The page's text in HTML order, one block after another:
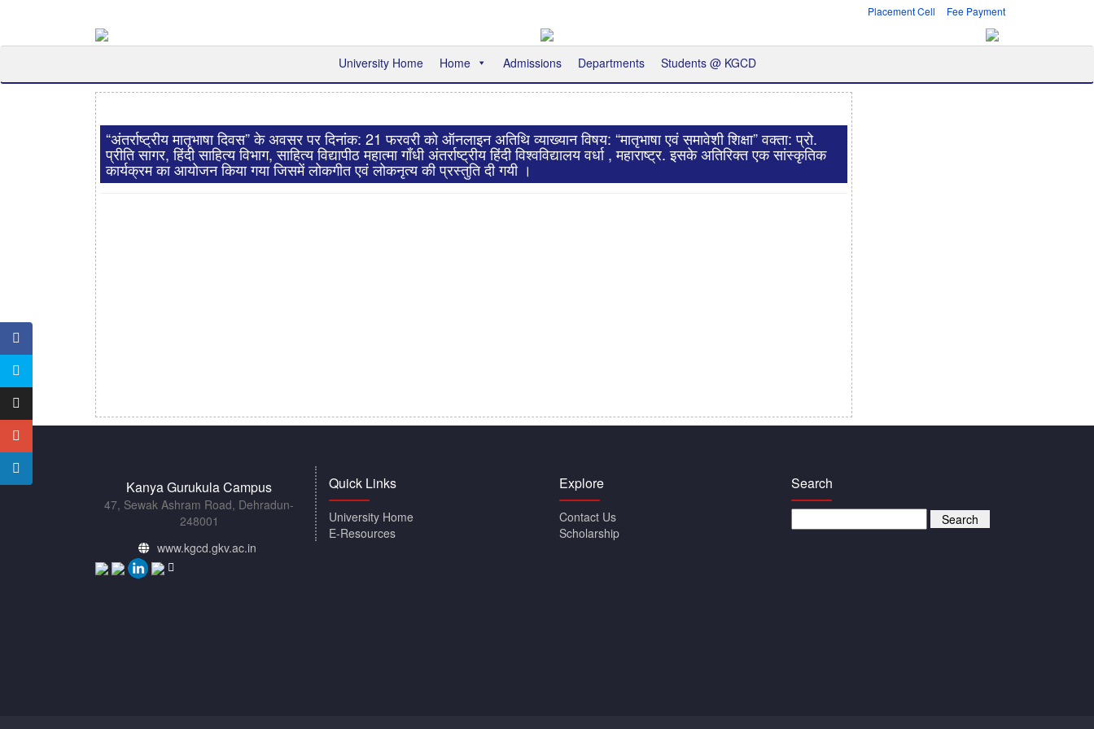
Placement Cell Fee Payment
University Home Home Admissions Departments Students @ KGCD
“अंतर्राष्ट्रीय मातृभाषा दिवस” के अवसर पर दिनांक: 21 फरवरी को ऑनलाइन अतिथि व्याख्यान विषय: “मातृभाषा एवं समावेशी शिक्षा” वक्ता: प्रो.
प्रीति सागर, हिंदी साहित्य विभाग, साहित्य विद्यापीठ महात्मा गाँधी अंतर्राष्ट्रीय हिंदी विश्वविद्यालय वर्धा , महाराष्ट्र. इसके अतिरिक्त एक सांस्कृतिक
कार्यक्रम का आयोजन किया गया जिसमें लोकगीत एवं लोकनृत्य की प्रस्तुति दी गयी ।
Kanya Gurukula Campus
47, Sewak Ashram Road, Dehradun-
248001
www.kgcd.gkv.ac.in
Quick Links
University Home
E-Resources
Explore
Contact Us
Scholarship
Search